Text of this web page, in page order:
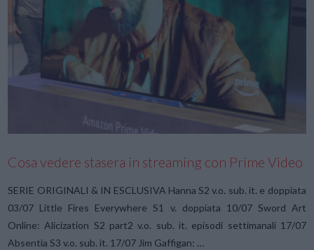
Cosa vedere stasera in streaming con Prime Video
SERIE ORIGINALI & IN ESCLUSIVA Hanna S2 v.o. sub. it. e doppiata
03/07 Little Fires Everywhere S1 v. doppiata 10/07 Sword Art
Online: Alicization S2 part2 v.o. sub. it. episodi settimanali 17/07
Absentia S3 v.o. sub. it. 17/07 Jim Gaffigan: …